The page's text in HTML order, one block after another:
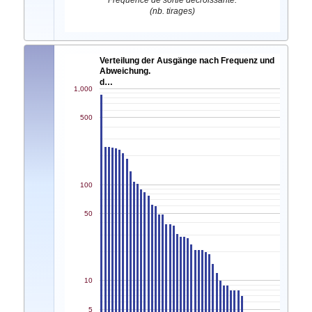
(nb. tirages)
Verteilung der Ausgänge nach Frequenz und
Abweichung.
d…
5
10
50
100
500
1,000